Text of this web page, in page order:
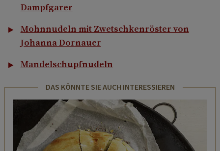
Dampfgarer
Mohnnudeln mit Zwetschkenröster von
Johanna Dornauer
Mandelschupfnudeln
DAS KÖNNTE SIE AUCH INTERESSIEREN